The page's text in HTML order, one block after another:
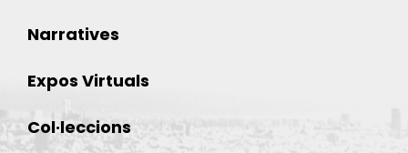
Narratives
Expos Virtuals
Col·leccions